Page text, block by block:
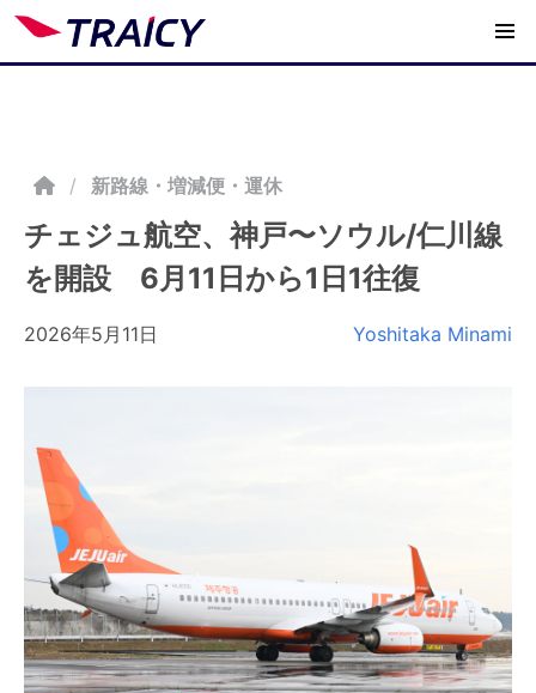
/ 新路線・増減便・運休
チェジュ航空、神戸〜ソウル/仁川線
を開設 6月11日から1日1往復
2026年5月11日 Yoshitaka Minami